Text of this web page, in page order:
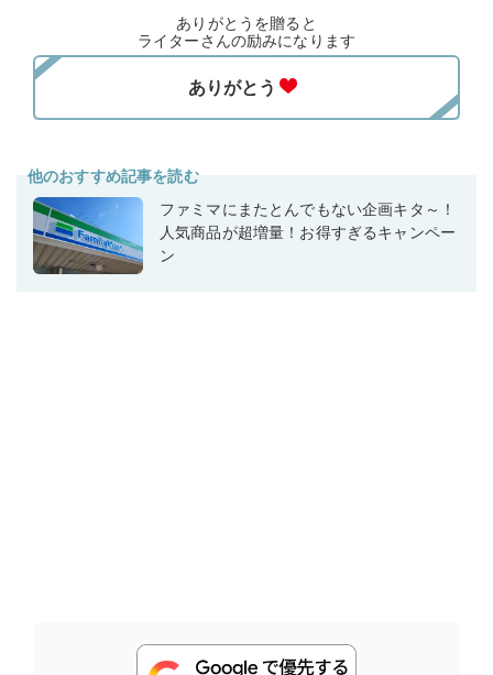
ありがとうを贈ると
ライターさんの励みになります
他のおすすめ記事を読む
ファミマにまたとんでもない企画キタ～！
人気商品が超増量！お得すぎるキャンペー
ン